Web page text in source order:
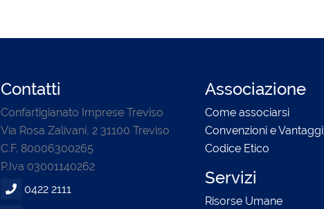
Contatti
Confartigianato Imprese Treviso
Via Rosa Zalivani, 2 31100 Treviso
C.F. 80006300265
P.Iva 03001140262
0422 2111
Associazione
Come associarsi
Convenzioni e Vantaggi
Codice Etico
Servizi
Risorse Umane